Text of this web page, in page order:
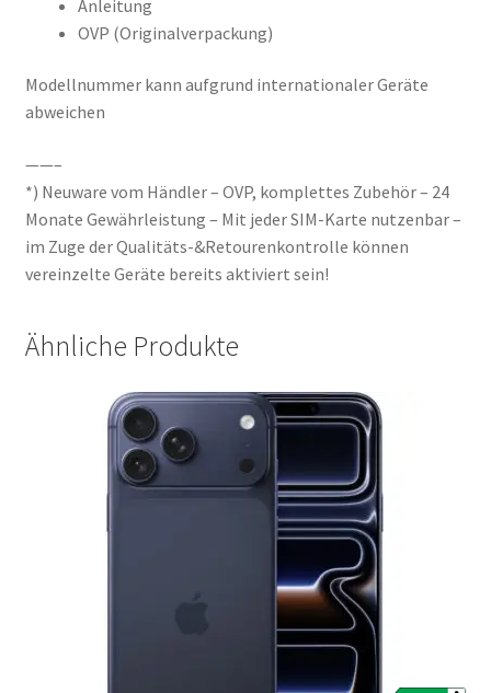
Anleitung
OVP (Originalverpackung)
Modellnummer kann aufgrund internationaler Geräte
abweichen
——–
*) Neuware vom Händler – OVP, komplettes Zubehör – 24
Monate Gewährleistung – Mit jeder SIM-Karte nutzenbar –
im Zuge der Qualitäts-&Retourenkontrolle können
vereinzelte Geräte bereits aktiviert sein!
Ähnliche Produkte